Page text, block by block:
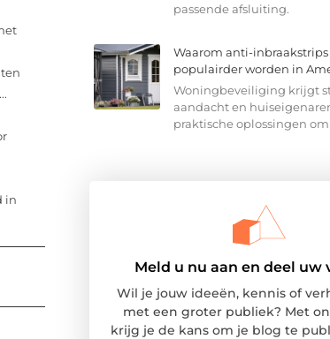
in
passende afsluiting.
Waarom anti-inbraakstrips
populairder worden in
Woningbeveiliging krijgt
aandacht en
praktische oplossingen om
Meld u nu aan en deel uw
Wil je jouw ideeën, kennis of
met een groter publiek? Met
krijg je de kans om je blog te